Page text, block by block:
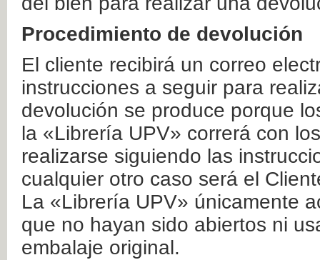
Procedimiento de devolución
El cliente recibirá un correo
instrucciones a seguir para
devolución se produce porque
la «Librería UPV» correrá con
realizarse siguiendo las
cualquier otro caso será el
La «Librería UPV» únicamente
que no hayan sido abiertos ni
embalaje original.